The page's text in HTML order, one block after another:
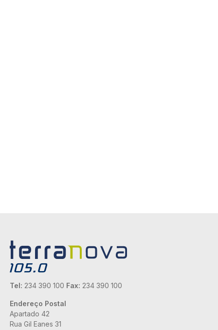
Tel: 234 390 100 Fax: 234 390 100
Endereço Postal
Apartado 42
Rua Gil Eanes 31